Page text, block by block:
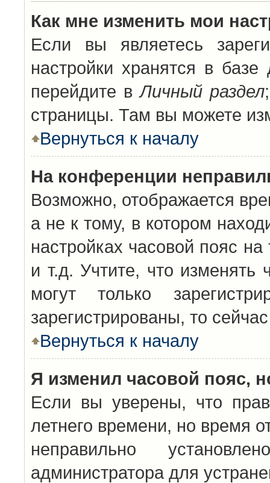
Как мне изменить мои
Если вы являетесь
настройки хранятся в
перейдите вЛичный раздел
страницы. Там вы можете
Вернуться к началу
На конференции
Возможно, отображается
а не к тому, в котором
настройках часовой пояс
и т.д. Учтите, что изменять
могут только
зарегистрированы, то
Вернуться к началу
Я изменил часовой пояс,
Если вы уверены, что
летнего времени, но время
неправильно
администратора для